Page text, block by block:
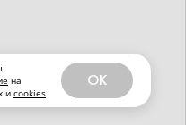
на
и cookies
OK